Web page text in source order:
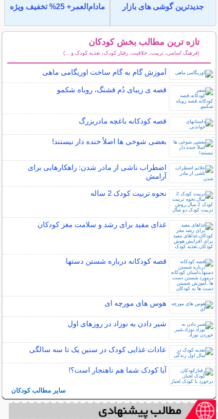
جدیدترین گوشی های بازار مادام‌العمر+ 25% تخفیف ویژه
تازه ترین مطالب بخش کودکان
(فرهنگ اسامی، تربیت، خلاقیت، رفتار کودک، تغذیه کودک و ...)
آموزش گام به گام ساخت اوریگامی ماهی
قصه ی زیبای دُم قشنگ، روباه شکمو
قصه کودکانه باغچه مادربزرگ
بعضی شوخی ها اصلاً خنده دار نیستند!
اضطراب ناشی از مادر شدن: راهکارهایی برای
آرامش
نحوه تربیت کودک 2 ساله
غذای مفید برای رشد و سلامت مغز کودکان
قصه کودکانه درباره شستن دستها
هوس های مورچه ای
شیر دادن به نوزاد در روزهای اول
عادات غذایی کودک در سنین یک تا سه سالگی
آیا کودک شما هم ناهنجار است؟!
سایر مطالب کودکان